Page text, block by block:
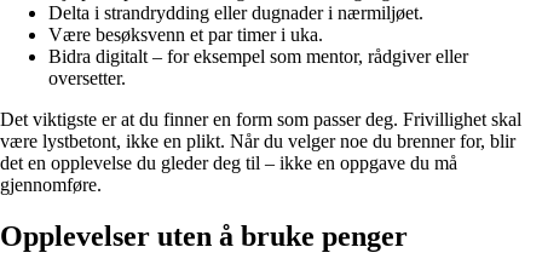
Delta i strandrydding eller dugnader i nærmiljøet.
Være besøksvenn et par timer i uka.
Bidra digitalt – for eksempel som mentor, rådgiver eller
oversetter.
Det viktigste er at du finner en form som passer deg. Frivillighet skal
være lystbetont, ikke en plikt. Når du velger noe du brenner for, blir
det en opplevelse du gleder deg til – ikke en oppgave du må
gjennomføre.
Opplevelser uten å bruke penger